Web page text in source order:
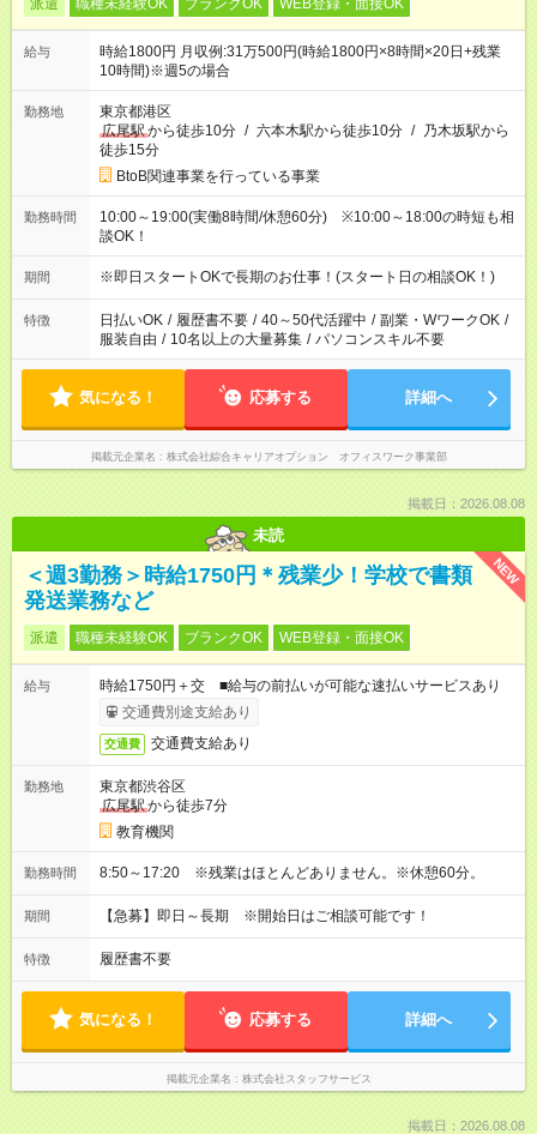
派遣 職種未経験OK ブランクOK WEB登録・面接OK
給与
時給1800円 月収例:31万500円(時給1800円×8時間×20日+残業
10時間)※週5の場合
勤務地
東京都港区
広尾駅から徒歩10分 / 六本木駅から徒歩10分 / 乃木坂駅から
徒歩15分
BtoB関連事業を行っている事業
勤務時間
10:00～19:00(実働8時間/休憩60分) ※10:00～18:00の時短も相
談OK！
期間 ※即日スタートOKで長期のお仕事！(スタート日の相談OK！)
特徴 日払いOK / 履歴書不要 / 40～50代活躍中 / 副業・WワークOK /
服装自由 / 10名以上の大量募集 / パソコンスキル不要
気になる！ 応募する 詳細へ
掲載元企業名 株式会社綜合キャリアオプション オフィスワーク事業部
掲載日：2026.08.08
未読
NEW
＜週3勤務＞時給1750円＊残業少！学校で書類
発送業務など
派遣 職種未経験OK ブランクOK WEB登録・面接OK
給与
時給1750円＋交 ■給与の前払いが可能な速払いサービスあり
交通費別途支給あり
交通費 交通費支給あり
勤務地
東京都渋谷区
広尾駅から徒歩7分
教育機関
勤務時間 8:50～17:20 ※残業はほとんどありません。※休憩60分。
期間 【急募】即日～長期 ※開始日はご相談可能です！
特徴 履歴書不要
気になる！ 応募する 詳細へ
掲載元企業名 株式会社スタッフサービス
掲載日：2026.08.08